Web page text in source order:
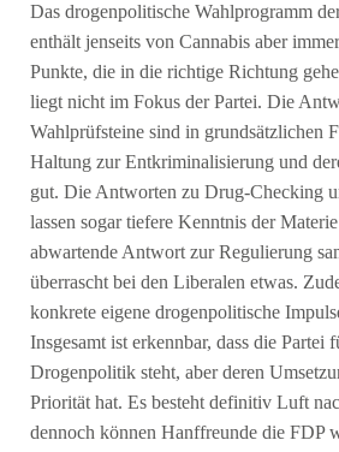
Das drogenpolitische Wahlprogramm
enthält jenseits von Cannabis aber
Punkte, die in die richtige Richtung
liegt nicht im Fokus der Partei. Die
Wahlprüfsteine sind in grundsätzlichen
Haltung zur Entkriminalisierung und
gut. Die Antworten zu Drug-Checking
lassen sogar tiefere Kenntnis der
abwartende Antwort zur Regulierung
überrascht bei den Liberalen etwas.
konkrete eigene drogenpolitische
Insgesamt ist erkennbar, dass die Partei
Drogenpolitik steht, aber deren
Priorität hat. Es besteht definitiv Luft
dennoch können Hanffreunde die FDP